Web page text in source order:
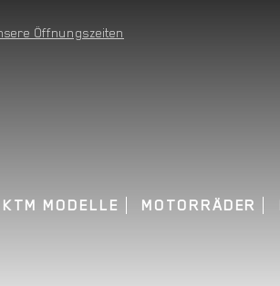
Öffnungszeiten
KTM MODELLE MOTORRÄDER